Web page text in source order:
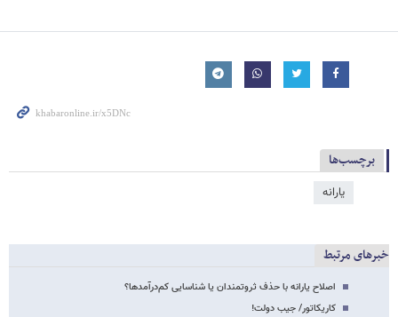
برچسب‌ها
یارانه
خبرهای مرتبط
اصلاح یارانه با حذف ثروتمندان یا شناسایی کم‌درآمدها؟
کاریکاتور/ جیب دولت!